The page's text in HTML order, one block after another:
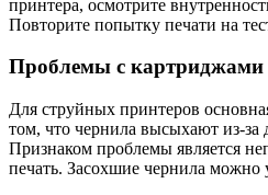
принтера, осмотрите
Повторите попытку печати на
Проблемы с картриджами
Для струйных принтеров
том, что чернила высыхают из-за
Признаком проблемы является
печать. Засохшие чернила можно